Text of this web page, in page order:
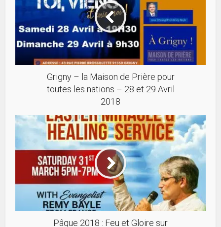
Grigny – la Maison de Prière pour
toutes les nations – 28 et 29 Avril
2018
Pâque 2018 : Feu et Gloire sur